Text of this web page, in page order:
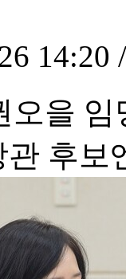
14:20
오을
후보